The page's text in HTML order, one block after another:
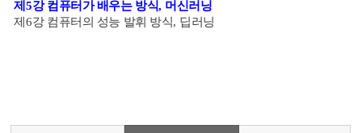
제 5강 컴퓨터가 배우는 방식, 머신러닝
제 6강 컴퓨터의 성능 발휘 방식, 딥러닝